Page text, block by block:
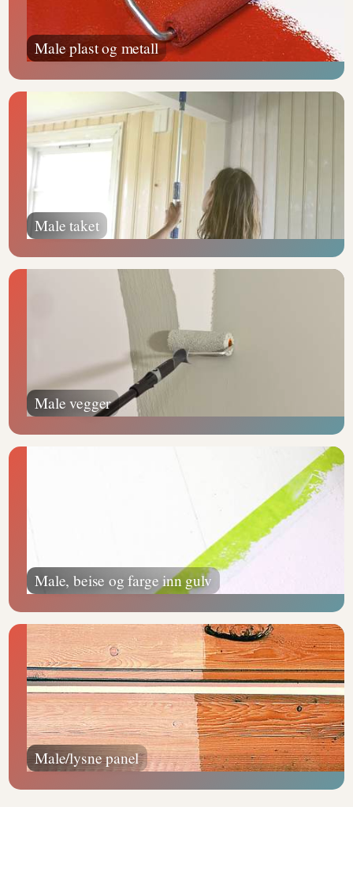
Male plast og metall
Male taket
Male vegger
Male, beise og farge inn gulv
Male/lysne panel